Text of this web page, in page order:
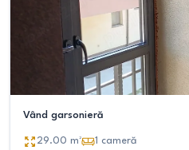
Vând garsonieră
29.00 m² 1 cameră